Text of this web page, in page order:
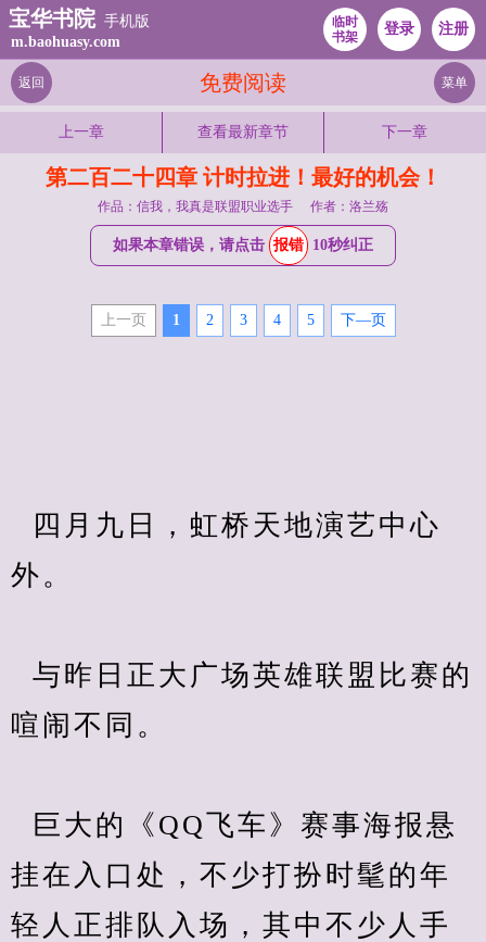
宝华书院 手机版
m.baohuasy.com
临时
书架
登录 注册
免费阅读
返回 菜单
上一章 查看最新章节 下一章
第二百二十四章 计时拉进！最好的机会！
作品：信我，我真是联盟职业选手 作者：洛兰殇
如果本章错误，请点击 报错 10秒纠正
上一页 1 2 3 4 5 下—页
外。
喧闹不同。
挂在入口处，不少打扮时髦的年
轻人正排队入场，其中不少人手